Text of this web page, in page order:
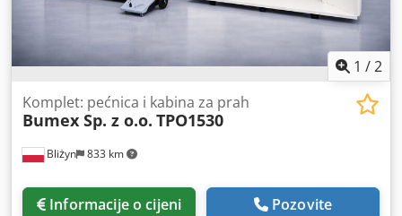
1 /2
Bliżyn 833 km
Komplet: pećnica i kabina za prah
Bumex Sp. z o.o. TPO1530
Informacije o cijeni Pozovite